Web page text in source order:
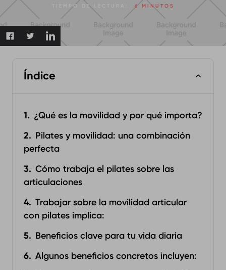
TIEMPO DE LECTURA: 6 MINUTOS
Índice
¿Qué es la movilidad y por qué importa?
Pilates y movilidad: una combinación
perfecta
Cómo trabaja el pilates sobre las
articulaciones
Trabajar sobre la movilidad articular
con pilates implica:
Beneficios clave para tu vida diaria
Algunos beneficios concretos incluyen: